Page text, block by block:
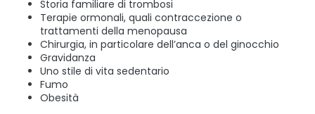
Storia familiare di trombosi
Terapie ormonali, quali contraccezione o
trattamenti della menopausa
Chirurgia, in particolare dell’anca o del ginocchio
Gravidanza
Uno stile di vita sedentario
Fumo
Obesità